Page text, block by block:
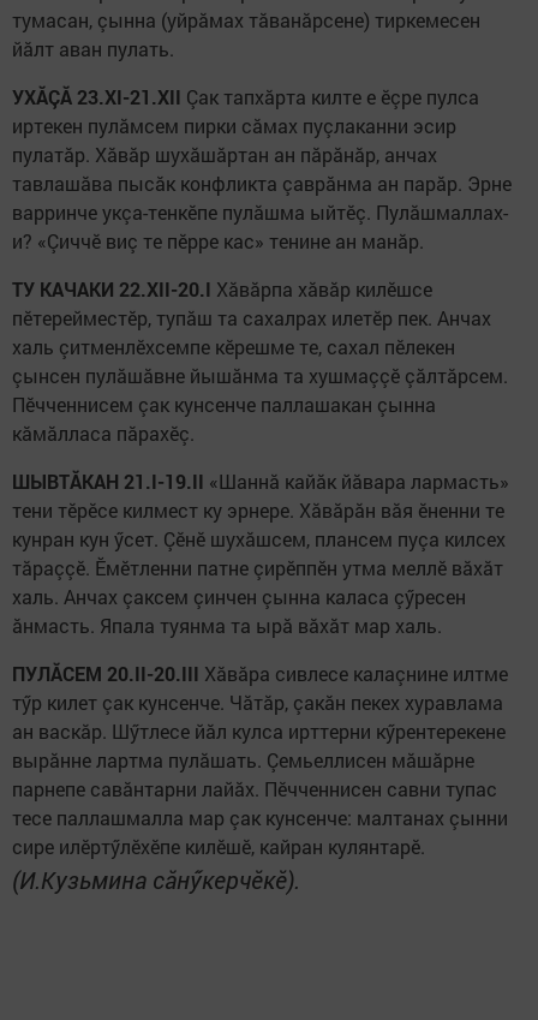
тумасан, çынна (уйрăмах тăванăрсене) тиркемесен
йăлт аван пулать.
УХĂÇĂ 23.XI-21.XII Çак тапхăрта килте е ӗçре пулса
иртекен пулăмсем пирки сăмах пуçлаканни эсир
пулатăр. Хăвăр шухăшăртан ан пăрăнăр, анчах
тавлашăва пысăк конфликта çаврăнма ан парăр. Эрне
варринче укçа-тенкӗпе пулăшма ыйтӗç. Пулăшмаллах-
и? «Çиччӗ виç те пӗрре кас» тенине ан манăр.
ТУ КАЧАКИ 22.XII-20.I Хăвăрпа хăвăр килӗшсе
пӗтерейместӗр, тупăш та сахалрах илетӗр пек. Анчах
халь çитменлӗхсемпе кӗрешме те, сахал пӗлекен
çынсен пулăшăвне йышăнма та хушмаççӗ çăлтăрсем.
Пӗчченнисем çак кунсенче паллашакан çынна
кăмăлласа пăрахӗç.
ШЫВТĂКАН 21.I-19.II «Шаннă кайăк йăвара лармасть»
тени тӗрӗсе килмест ку эрнере. Хăвăрăн вăя ӗненни те
кунран кун ӳсет. Çӗнӗ шухăшсем, плансем пуçа килсех
тăраççӗ. Ӗмӗтленни патне çирӗппӗн утма меллӗ вăхăт
халь. Анчах çаксем çинчен çынна каласа çӳресен
ăнмасть. Япала туянма та ырă вăхăт мар халь.
ПУЛĂСЕМ 20.II-20.III Хăвăра сивлесе калаçнине илтме
тӳр килет çак кунсенче. Чăтăр, çакăн пекех хуравлама
ан васкăр. Шӳтлесе йăл кулса ирттерни кӳрентерекене
вырăнне лартма пулăшать. Çемьеллисен мăшăрне
парнепе савăнтарни лайăх. Пӗчченнисен савни тупас
тесе паллашмалла мар çак кунсенче: малтанах çынни
сире илӗртӳлӗхӗпе килӗшӗ, кайран кулянтарӗ.
(И.Кузьмина сăнӳкерчӗкӗ).